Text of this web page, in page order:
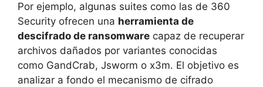
Por ejemplo, algunas suites como las de 360
Security ofrecen una herramienta de
descifrado de ransomware capaz de recuperar
archivos dañados por variantes conocidas
como GandCrab, Jsworm o x3m. El objetivo es
analizar a fondo el mecanismo de cifrado